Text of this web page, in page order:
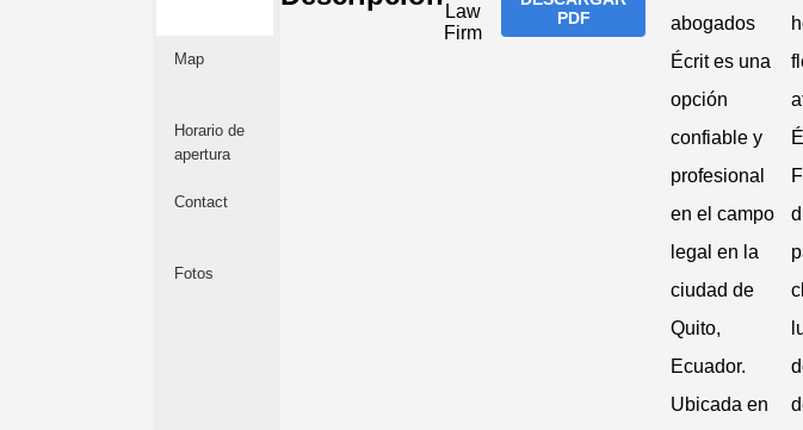
Map
Horario de
apertura
Contact
Fotos
PDF
abogados
Écrit es una
opción
confiable y
profesional
en el campo
legal en la
ciudad de
Quito,
Ecuador.
Ubicada en